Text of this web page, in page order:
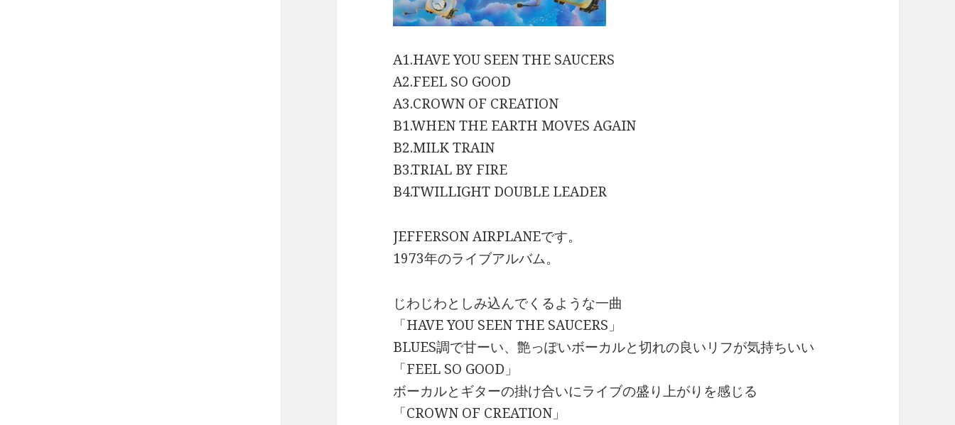
A1.HAVE YOU SEEN THE SAUCERS
A2.FEEL SO GOOD
A3.CROWN OF CREATION
B1.WHEN THE EARTH MOVES AGAIN
B2.MILK TRAIN
B3.TRIAL BY FIRE
B4.TWILLIGHT DOUBLE LEADER
JEFFERSON AIRPLANEです。
1973年のライブアルバム。
じわじわとしみ込んでくるような一曲
「HAVE YOU SEEN THE SAUCERS」
BLUES調で甘ーい、艶っぽいボーカルと切れの良いリフが気持ちいい
「FEEL SO GOOD」
ボーカルとギターの掛け合いにライブの盛り上がりを感じる
「CROWN OF CREATION」